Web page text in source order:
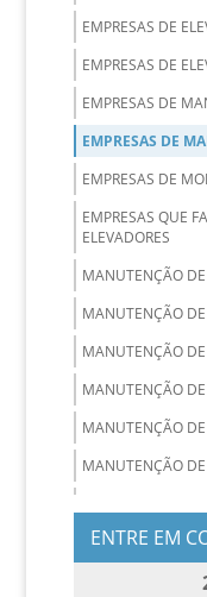
EMPRESAS DE
EMPRESAS DE
EMPRESAS DE
EMPRESAS DE
EMPRESAS DE
EMPRESAS QUE
ELEVADORES
MANUTENÇÃO DE
MANUTENÇÃO DE
MANUTENÇÃO DE
MANUTENÇÃO DE
MANUTENÇÃO DE
MANUTENÇÃO
MANUTENÇÃO
ELEVADORES
ENTRE EM